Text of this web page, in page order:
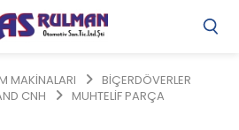
MAKİNALARI
BİÇERDÖVERLER
CNH
MUHTELİF PARÇA